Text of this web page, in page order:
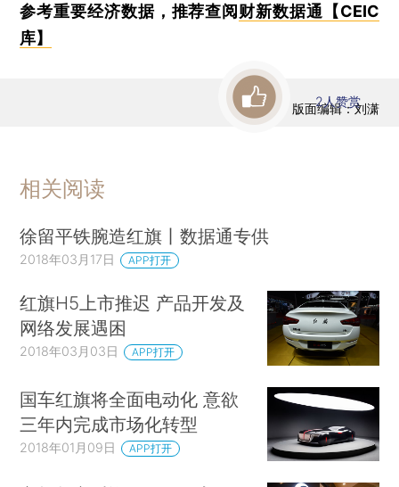
参考重要经济数据，推荐查阅财新数据通【CEIC
库】
版面编辑：刘潇
2人赞赏
相关阅读
徐留平铁腕造红旗丨数据通专供
2018年03月17日 APP打开
红旗H5上市推迟 产品开发及
网络发展遇困
2018年03月03日 APP打开
国车红旗将全面电动化 意欲
三年内完成市场化转型
2018年01月09日 APP打开